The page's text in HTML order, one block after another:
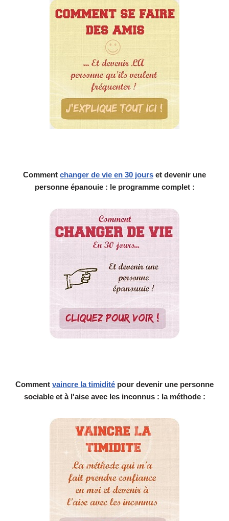
Comment changer de vie en 30 jours et devenir une
personne épanouie : le programme complet :
Comment vaincre la timidité pour devenir une personne
sociable et à l'aise avec les inconnus : la méthode :